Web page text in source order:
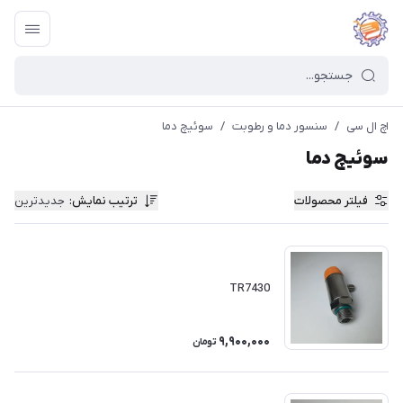
اچ ال سی / سنسور دما و رطوبت / سوئیچ دما
سوئیچ دما
فیلتر محصولات ترتیب نمایش: جدیدترین
TR7430
9,900,000 تومان